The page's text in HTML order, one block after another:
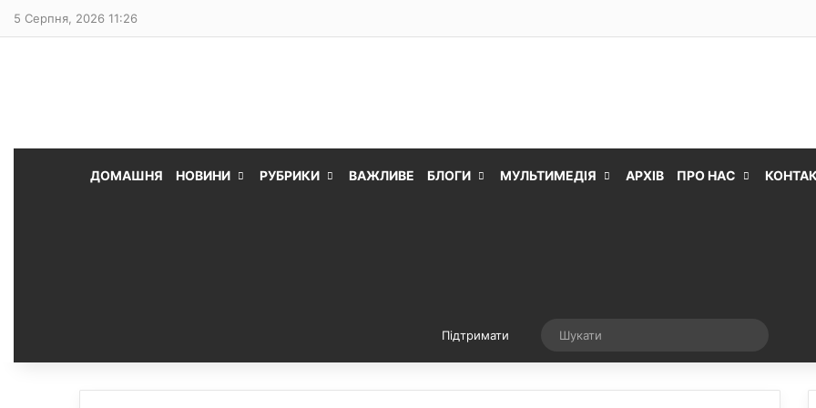
5 Серпня, 2026 11:26
ДОМАШНЯ НОВИНИ РУБРИКИ ВАЖЛИВЕ БЛОГИ МУЛЬТИМЕДІЯ АРХІВ ПРО НАС
Підтримати Випадкова стаття